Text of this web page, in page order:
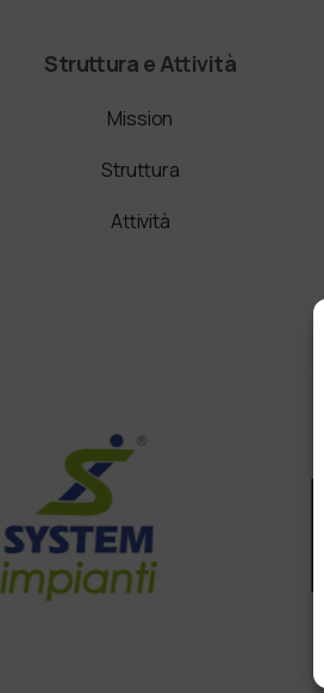
Struttura e Attività
Mission
Struttura
Attività